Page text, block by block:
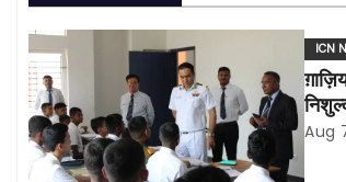
t
n
a
v
ICN
Aug